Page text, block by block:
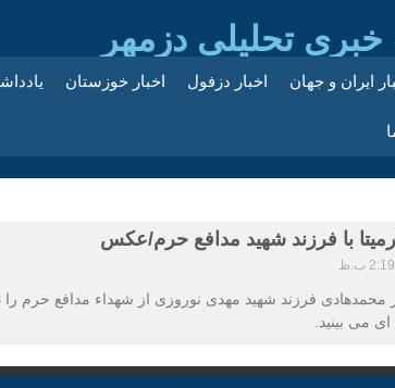
خبری تحلیلی دزمهر
ایران و جهان اخبار دزفول اخبار خوزستان
با فرزند شهید مدافع حرم/عکس
2:19 ب.ظ
محمدهادی فرزند شهید مهدی نوروزی از شهداء مدافع حرم را
می بینید.